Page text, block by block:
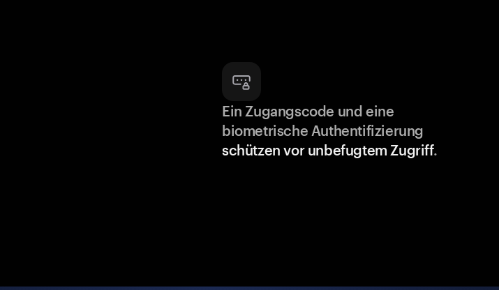
Ein Zugangscode und eine
biometrische Authentifizierung
schützen vor unbefugtem Zugriff.